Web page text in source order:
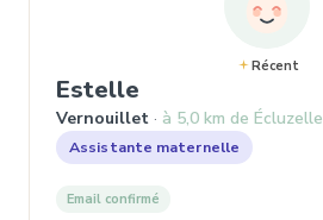
Récent
Estelle
Vernouillet à 5,0 km de
Assistante maternelle
Email confirmé